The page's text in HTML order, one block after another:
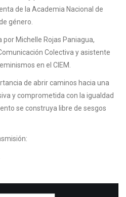
de la Academia Nacional de
género.
Michelle Rojas Paniagua,
Colectiva y asistente
en el CIEM.
de abrir caminos hacia una
y comprometida con la igualdad
se construya libre de sesgos